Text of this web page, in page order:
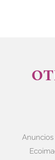
Anuncios